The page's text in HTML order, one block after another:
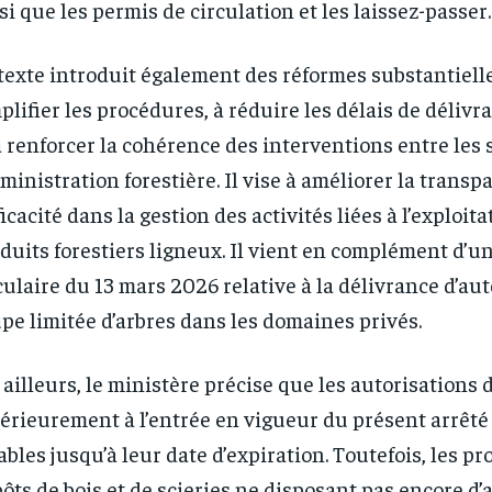
and you
RECOMMENDED
1-YEAR
/ year
Pay now and you get access to exclusive
news and articles for a whole year.
By
opt
and you
RECOMMENDED
1-YEAR
/ year
Pay now and you get access to exclusive
news and articles for a whole year.
By
opt
que les permis de circulation et les laissez-passer.
introduit également des réformes
les procédures, à réduire les délais de
renforcer la cohérence des interventions entre les
forestière. Il vise à améliorer la
dans la gestion des activités liées à
forestiers ligneux. Il vient en complément
du 13 mars 2026 relative à la délivrance
limitée d’arbres dans les domaines privés.
ailleurs, le ministère précise que les autorisations
à l’entrée en vigueur du présent
jusqu’à leur date d’expiration. Toutefois, les